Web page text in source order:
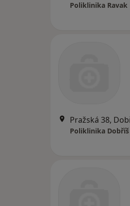
Poliklinika Ravak
Pražská 38,
Poliklinika Dobříš